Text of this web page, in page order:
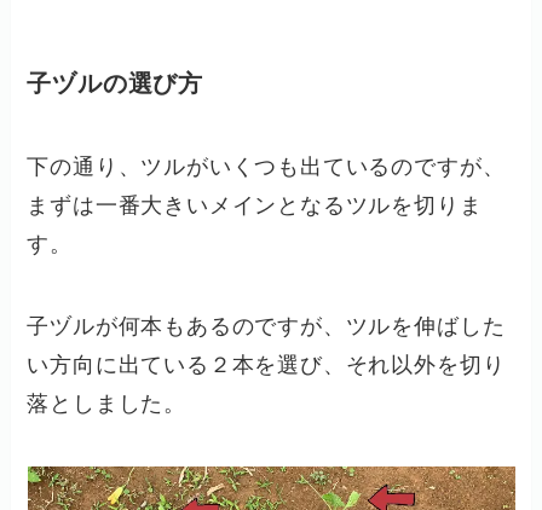
子ヅルの選び方
下の通り、ツルがいくつも出ているのですが、
まずは一番大きいメインとなるツルを切りま
す。
子ヅルが何本もあるのですが、ツルを伸ばした
い方向に出ている２本を選び、それ以外を切り
落としました。